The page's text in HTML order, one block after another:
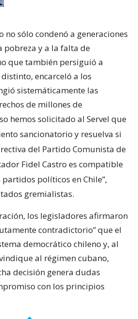
no sólo condenó a generaciones
pobreza y a la falta de
que también persiguió a
encarceló a los
sistemáticamente las
de millones de
hemos solicitado al Servel que
sancionatorio y resuelva si
del Partido Comunista de
Fidel Castro es compatible
políticos en Chile”,
gremialistas.
los legisladores afirmaron
contradictorio” que el
democrático chileno y, al
al régimen cubano,
decisión genera dudas
con los principios